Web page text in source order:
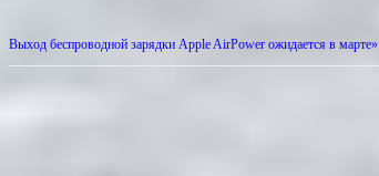
Выход беспроводной зарядки Apple AirPower ожидается в марте»